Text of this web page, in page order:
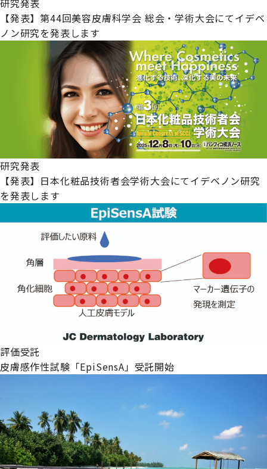
【発表】第44回美容皮膚科学会 総会・学術大会にてイデベ
ノン研究を発表します
研究発表
【発表】日本化粧品技術者会学術大会にてイデベノン研究
を発表します
評価受託
皮膚感作性試験「EpiSensA」受託開始